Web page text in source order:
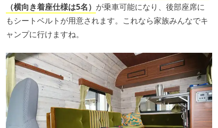
（横向き着座仕様は5名） が乗車可能になり、後部座席に
もシートベルトが用意されます。これなら家族みんなでキ
ャンプに行けますね。